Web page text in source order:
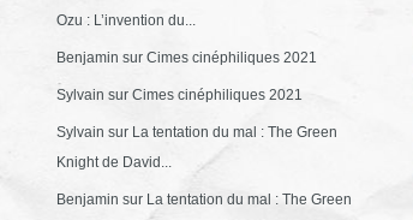
Ozu : L’invention du...
Benjamin sur Cimes cinéphiliques 2021
Sylvain sur Cimes cinéphiliques 2021
Sylvain sur La tentation du mal : The Green
Knight de David...
Benjamin sur La tentation du mal : The Green